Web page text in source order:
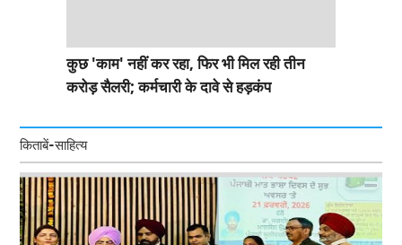
कुछ 'काम' नहीं कर रहा, फिर भी मिल रही तीन
करोड़ सैलरी; कर्मचारी के दावे से हड़कंप
किताबें-साहित्य